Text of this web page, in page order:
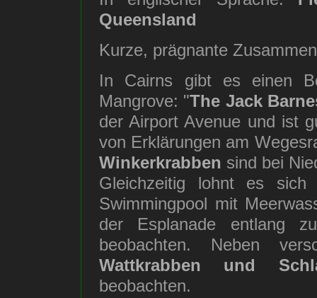
Queensland
Kurze, prägnante
In Cairns gibt es einen
Mangrove: "The Jack
der Airport Avenue und ist
von Erklärungen am
Winkerkrabben sind bei
Gleichzeitig lohnt es
Swimmingpool mit
der Esplanade entlang
beobachten. Neben
Wattkrabben und
beobachten.